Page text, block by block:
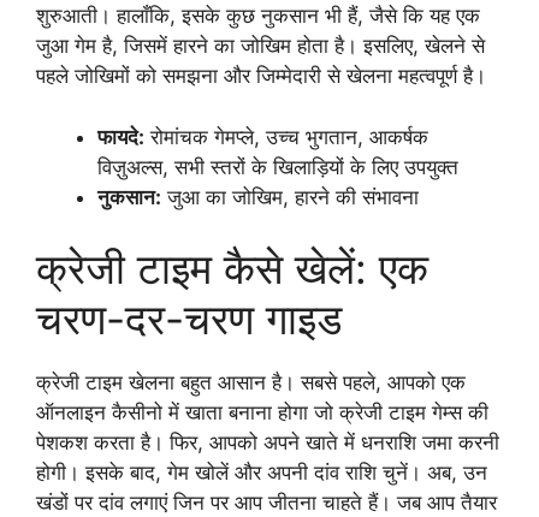
शुरुआती। हालाँकि, इसके कुछ नुकसान भी हैं, जैसे कि यह एक
जुआ गेम है, जिसमें हारने का जोखिम होता है। इसलिए, खेलने से
पहले जोखिमों को समझना और जिम्मेदारी से खेलना महत्वपूर्ण है।
फायदे: रोमांचक गेमप्ले, उच्च भुगतान, आकर्षक
विज़ुअल्स, सभी स्तरों के खिलाड़ियों के लिए उपयुक्त
नुकसान: जुआ का जोखिम, हारने की संभावना
क्रेजी टाइम कैसे खेलें: एक
चरण-दर-चरण गाइड
क्रेजी टाइम खेलना बहुत आसान है। सबसे पहले, आपको एक
ऑनलाइन कैसीनो में खाता बनाना होगा जो क्रेजी टाइम गेम्स की
पेशकश करता है। फिर, आपको अपने खाते में धनराशि जमा करनी
होगी। इसके बाद, गेम खोलें और अपनी दांव राशि चुनें। अब, उन
खंडों पर दांव लगाएं जिन पर आप जीतना चाहते हैं। जब आप तैयार